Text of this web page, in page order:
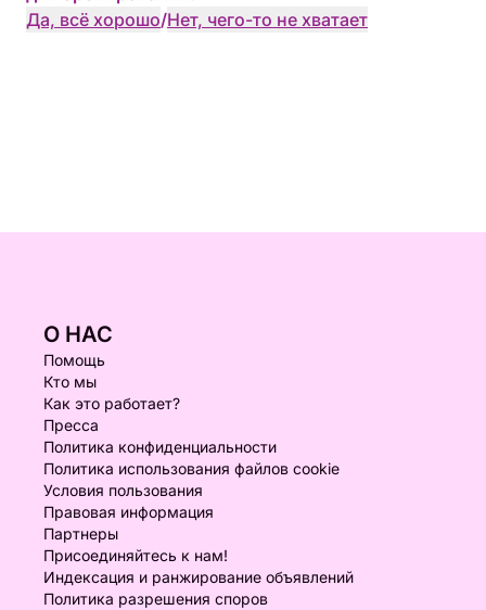
Да, всё хорошо/Нет, чего-то не хватает
О НАС
Помощь
Кто мы
Как это работает?
Пресса
Политика конфиденциальности
Политика использования файлов cookie
Условия пользования
Правовая информация
Партнеры
Присоединяйтесь к нам!
Индексация и ранжирование объявлений
Политика разрешения споров